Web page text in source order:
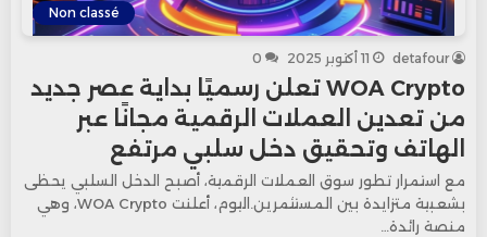
Non classé
detafour 11 أكتوبر 2025 0
WOA Crypto تعلن رسميًا بداية عصر جديد
من تعدين العملات الرقمية مجانًا عبر
الهاتف وتحقيق دخل سلبي مرتفع
مع استمرار تطور سوق العملات الرقمية، أصبح الدخل السلبي يحظى
بشعبية متزايدة بين المستثمرين.اليوم، أعلنت WOA Crypto، وهي
منصة رائدة…